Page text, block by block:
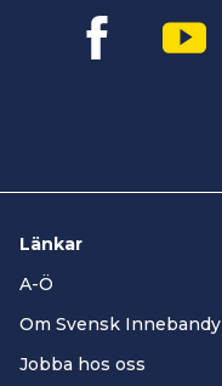
Länkar
A-Ö
Om Svensk Innebandy
Jobba hos oss